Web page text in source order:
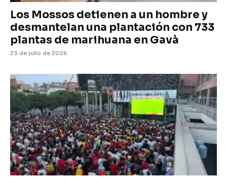
Los Mossos detienen a un hombre y
desmantelan una plantación con 733
plantas de marihuana en Gavà
23 de julio de 2026